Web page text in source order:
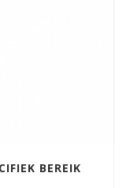
BEREIK